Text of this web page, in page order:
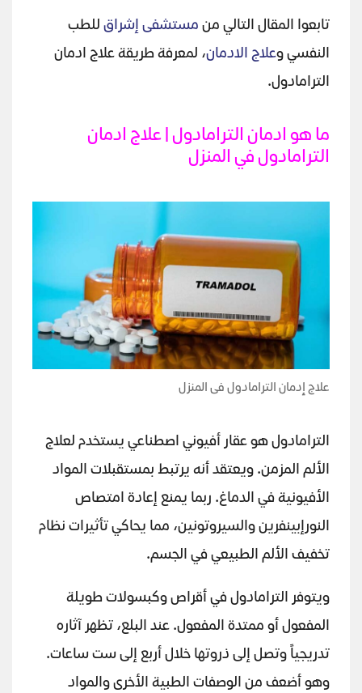
تابعوا المقال التالي من مستشفى إشراق للطب
النفسي وعلاج الادمان، لمعرفة طريقة علاج ادمان
الترامادول.
ما هو ادمان الترامادول | علاج ادمان
الترامادول في المنزل
علاج إدمان الترامادول فى المنزل
الترامادول هو عقار أفيوني اصطناعي يستخدم لعلاج
الألم المزمن. ويعتقد أنه يرتبط بمستقبلات المواد
الأفيونية في الدماغ. ربما يمنع إعادة امتصاص
النورإبينفرين والسيروتونين، مما يحاكي تأثيرات نظام
تخفيف الألم الطبيعي في الجسم.
ويتوفر الترامادول في أقراص وكبسولات طويلة
المفعول أو ممتدة المفعول. عند البلع، تظهر آثاره
تدريجياً وتصل إلى ذروتها خلال أربع إلى ست ساعات.
وهو أضعف من الوصفات الطبية الأخرى والمواد